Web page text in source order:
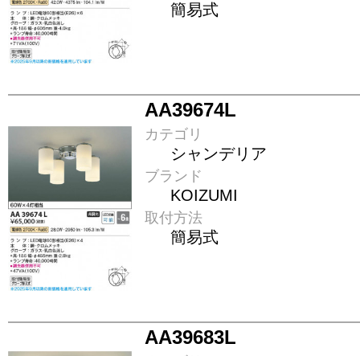
簡易式
AA39674L
カテゴリ
シャンデリア
ブランド
KOIZUMI
取付方法
簡易式
AA39683L